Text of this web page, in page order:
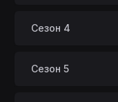
Сезон 4
Сезон 5